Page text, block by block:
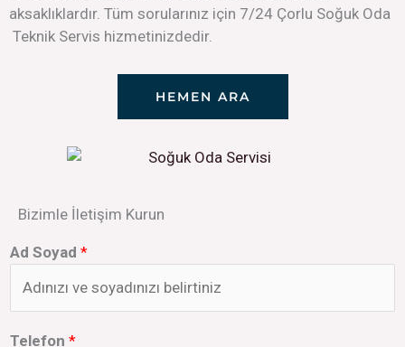
aksaklıklardır. Tüm sorularınız için 7/24 Çorlu Soğuk Oda
Teknik Servis hizmetinizdedir.
HEMEN ARA
Bizimle İletişim Kurun
Ad Soyad *
Telefon *